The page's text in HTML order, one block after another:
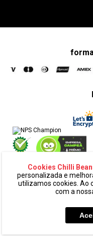
Cookies Chilli
personalizada e
utilizamos cookies. Ao
com a
ltda.
alameda